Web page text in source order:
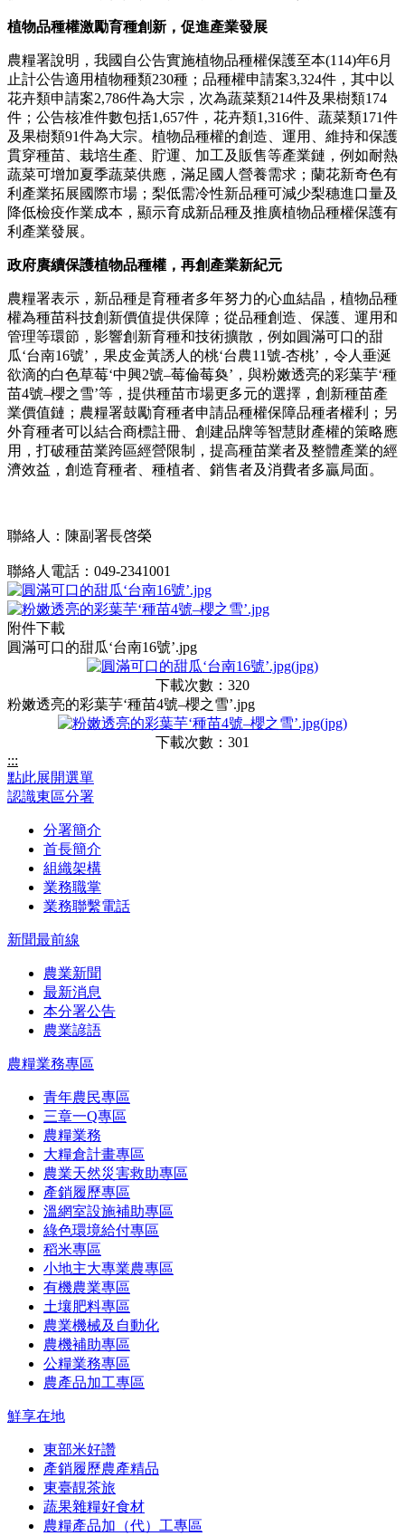
植物品種權激勵育種創新，促進產業發展
農糧署說明，我國自公告實施植物品種權保護至本(114)年6月
止計公告適用植物種類230種；品種權申請案3,324件，其中以
花卉類申請案2,786件為大宗，次為蔬菜類214件及果樹類174
件；公告核准件數包括1,657件，花卉類1,316件、蔬菜類171件
及果樹類91件為大宗。植物品種權的創造、運用、維持和保護
貫穿種苗、栽培生產、貯運、加工及販售等產業鏈，例如耐熱
蔬菜可增加夏季蔬菜供應，滿足國人營養需求；蘭花新奇色有
利產業拓展國際市場；梨低需冷性新品種可減少梨穗進口量及
降低檢疫作業成本，顯示育成新品種及推廣植物品種權保護有
利產業發展。
政府賡續保護植物品種權，再創產業新紀元
農糧署表示，新品種是育種者多年努力的心血結晶，植物品種
權為種苗科技創新價值提供保障；從品種創造、保護、運用和
管理等環節，影響創新育種和技術擴散，例如圓滿可口的甜
瓜‘台南16號’，果皮金黃誘人的桃‘台農11號-杏桃’，令人垂涎
欲滴的白色草莓‘中興2號–莓倫莓奐’，與粉嫩透亮的彩葉芋‘種
苗4號–櫻之雪’等，提供種苗市場更多元的選擇，創新種苗產
業價值鏈；農糧署鼓勵育種者申請品種權保障品種者權利；另
外育種者可以結合商標註冊、創建品牌等智慧財產權的策略應
用，打破種苗業跨區經營限制，提高種苗業者及整體產業的經
濟效益，創造育種者、種植者、銷售者及消費者多贏局面。
聯絡人：陳副署長啓榮
聯絡人電話：049-2341001
附件下載
圓滿可口的甜瓜‘台南16號’.jpg
下載次數：320
粉嫩透亮的彩葉芋‘種苗4號–櫻之雪’.jpg
下載次數：301
:::
點此展開選單
認識東區分署
分署簡介
首長簡介
組織架構
業務職掌
業務聯繫電話
新聞最前線
農業新聞
最新消息
本分署公告
農業諺語
農糧業務專區
青年農民專區
三章一Q專區
農糧業務
大糧倉計畫專區
農業天然災害救助專區
產銷履歷專區
溫網室設施補助專區
綠色環境給付專區
稻米專區
小地主大專業農專區
有機農業專區
土壤肥料專區
農業機械及自動化
農機補助專區
公糧業務專區
農產品加工專區
鮮享在地
東部米好讚
產銷履歷農產精品
東臺靚茶旅
蔬果雜糧好食材
農糧產品加（代）工專區